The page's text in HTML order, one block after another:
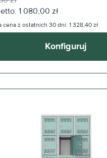
1 080,00 zł
cena z ostatnich 30 dni: 1 328,40 zł
Konfiguruj